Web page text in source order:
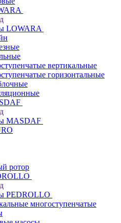
LOWARA
вертикальные
горизонтальные
MASDAF
ротор
PEDROLLO
многоступенчатые